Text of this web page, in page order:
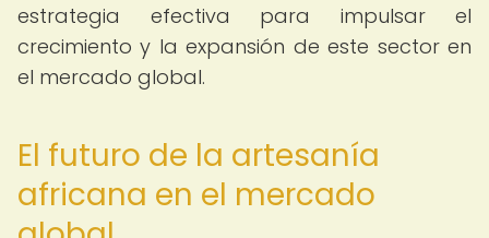
estrategia efectiva para impulsar el
crecimiento y la expansión de este sector en
el mercado global.
El futuro de la artesanía
africana en el mercado